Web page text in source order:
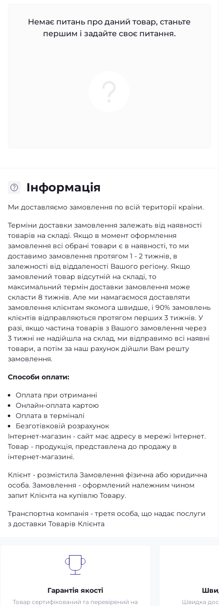
Немає питань про даний товар, станьте
першим і задайте своє питання.
Iнформація
Ми доставляємо замовлення по всій території країни.
Терміни доставки замовлення залежать від наявності
товарів на складі. Якщо в момент оформлення
замовлення всі обрані товари є в наявності, то ми
доставимо замовлення протягом 1 - 2 тижнів, в
залежності від віддаленості Вашого регіону. Якщо
замовлений товар відсутній на складі, то
максимальний термін доставки замовлення може
скласти 8 тижнів. Але ми намагаємося доставляти
замовлення клієнтам якомога швидше, і 90% замовлень
клієнтів відправляються протягом перших 3 тижнів. У
разі, якщо частина товарів з Вашого замовлення через
3 тижні не надійшла на склад, ми відправимо всі наявні
товари, а потім за наш рахунок дійшли Вам решту
замовлення.
Способи оплати:
Оплата при отриманні
Онлайн-оплата картою
Оплата в терміналі
Безготівковій розрахунок
Інтернет-магазин - сайт має адресу в мережі Інтернет.
Товар - продукція, представлена ​​до продажу в
інтернет-магазині.
Клієнт - розмістила Замовлення фізична або юридична
особа. Замовлення - оформлений належним чином
запит Клієнта на купівлю Товару.
Транспортна компанія - третя особа, що надає послуги
з доставки Товарів Клієнта
Гарантія якості
Товар сертифікований та перевірений на
Швидка